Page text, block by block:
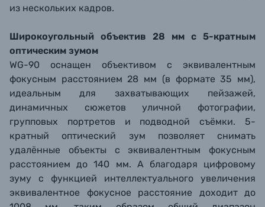
из нескольких кадров.
Широкоугольный объектив 28 мм с 5-кратным
оптическим зумом
WG-90 оснащен объективом с эквивалентным
фокусным расстоянием 28 мм (в формате 35 мм),
идеальным для захватывающих пейзажей,
динамичных сюжетов уличной фотографии,
групповых портретов и подводной съёмки. 5-
кратный оптический зум позволяет снимать
удалённые объекты с эквивалентным фокусным
расстоянием до 140 мм. А благодаря цифровому
зуму с функцией интеллектуального увеличения
эквивалентное фокусное расстояние доходит до